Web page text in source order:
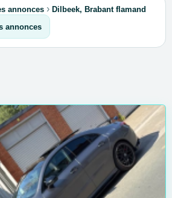
annonces › Dilbeek, Brabant flamand
annonces